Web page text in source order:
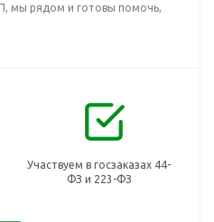
мы рядом и готовы помочь,
Участвуем в госзаказах 44-
ФЗ и 223-ФЗ